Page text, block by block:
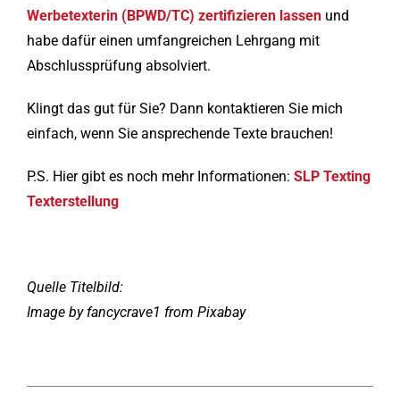
Werbetexterin (BPWD/TC) zertifizieren lassen und
habe dafür einen umfangreichen Lehrgang mit
Abschlussprüfung absolviert.
Klingt das gut für Sie? Dann kontaktieren Sie mich
einfach, wenn Sie ansprechende Texte brauchen!
P.S. Hier gibt es noch mehr Informationen: SLP Texting
Texterstellung
Quelle Titelbild:
Image by fancycrave1 from Pixabay